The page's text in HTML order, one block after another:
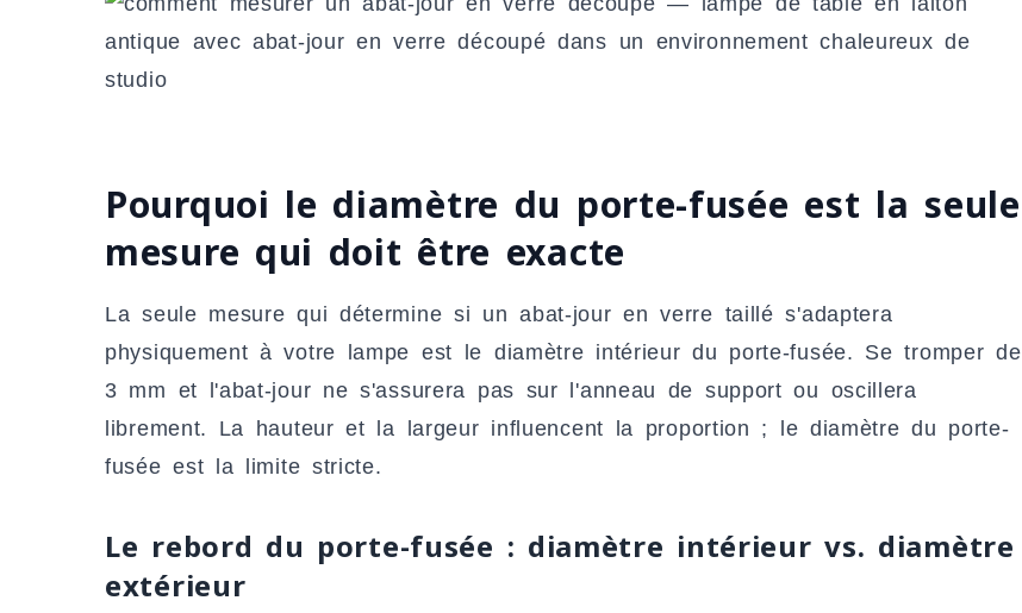
Pourquoi le diamètre du porte-fusée est la seule
mesure qui doit être exacte
La seule mesure qui détermine si un abat-jour en verre taillé s'adaptera
physiquement à votre lampe est le diamètre intérieur du porte-fusée. Se tromper de
3 mm et l'abat-jour ne s'assurera pas sur l'anneau de support ou oscillera
librement. La hauteur et la largeur influencent la proportion ; le diamètre du porte-
fusée est la limite stricte.
Le rebord du porte-fusée : diamètre intérieur vs. diamètre
extérieur